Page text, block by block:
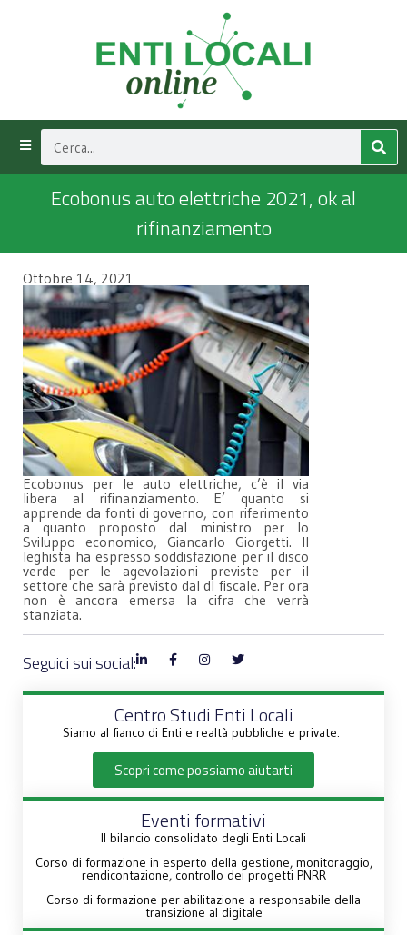
Ecobonus auto elettriche 2021, ok al
rifinanziamento
Ottobre 14, 2021
Ecobonus per le auto elettriche, c’è il via
libera al rifinanziamento. E’ quanto si
apprende da fonti di governo, con riferimento
a quanto proposto dal ministro per lo
Sviluppo economico, Giancarlo Giorgetti. Il
leghista ha espresso soddisfazione per il disco
verde per le agevolazioni previste per il
settore che sarà previsto dal dl fiscale. Per ora
non è ancora emersa la cifra che verrà
stanziata.
Seguici sui social:
Centro Studi Enti Locali
Siamo al fianco di Enti e realtà pubbliche e private.
Scopri come possiamo aiutarti
Eventi formativi
Il bilancio consolidato degli Enti Locali
Corso di formazione in esperto della gestione, monitoraggio,
rendicontazione, controllo dei progetti PNRR
Corso di formazione per abilitazione a responsabile della
transizione al digitale